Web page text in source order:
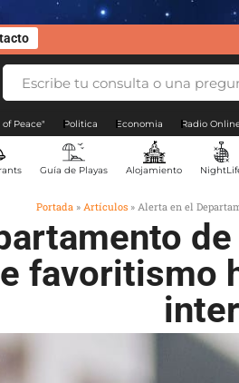
Peace" Politica Economia Radio
Guía de Playas Alojamiento
Portada » Artículos » Alerta en el
favoritismo